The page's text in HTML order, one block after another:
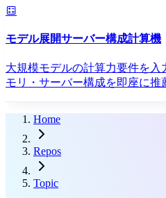
モデル展開サーバー構成計算機
大規模モデルの計算力要件を入
モリ・サーバー構成を即座に推
Home
Repos
Topic